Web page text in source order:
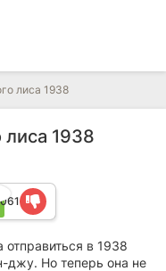
лиса 1938
лиса 1938
в 1938
джу. Но теперь она не